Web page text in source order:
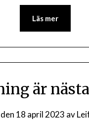
Läs mer
är
18 april 2023 av